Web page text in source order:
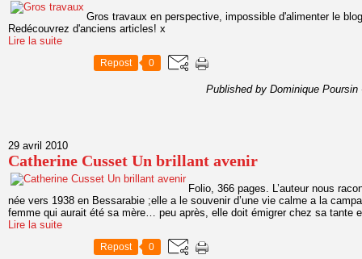
Gros travaux en perspective, impossible d'alimenter le
Redécouvrez d'anciens articles! x
Lire la suite
Repost 0
Published by Dominique Poursin
29 avril 2010
Catherine Cusset Un brillant avenir
Folio, 366 pages. L’auteur nous
née vers 1938 en Bessarabie ;elle a le souvenir d’une vie calme a la
femme qui aurait été sa mère… peu après, elle doit émigrer chez sa tante
Lire la suite
Repost 0